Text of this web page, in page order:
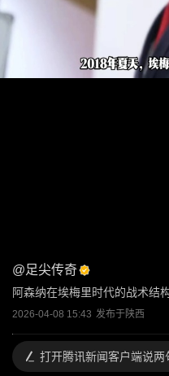
@足尖传奇
阿森纳在埃梅里时代的战术结
2026-04-08 15:43 发布于陕西
打开腾讯新闻客户端说两